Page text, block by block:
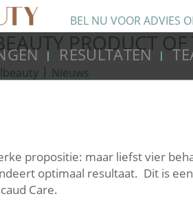
BEL NU VOOR ADVIES
RESULTATEN
PRODUCT
| Nieuws
propositie: maar liefst vier
optimaal resultaat. Dit is
Care.